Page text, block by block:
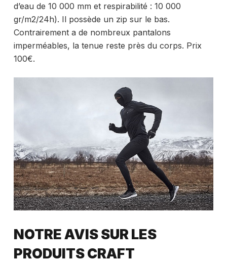
d’eau de 10 000 mm et respirabilité : 10 000
gr/m2/24h). Il possède un zip sur le bas.
Contrairement a de nombreux pantalons
imperméables, la tenue reste près du corps. Prix
100€.
NOTRE AVIS SUR LES
PRODUITS CRAFT